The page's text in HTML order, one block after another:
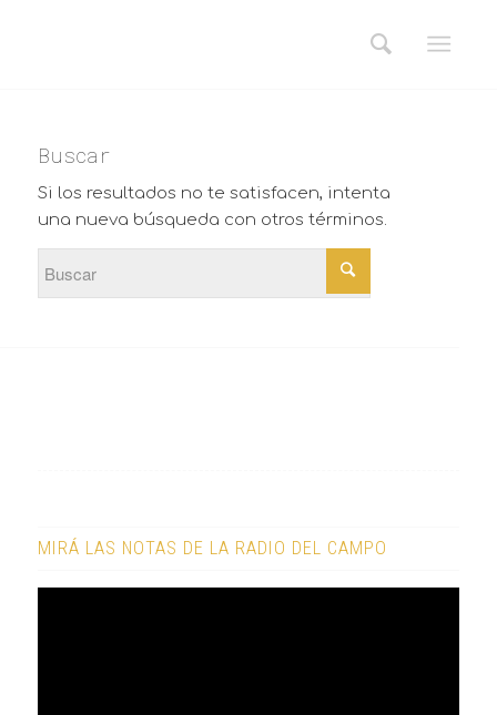
Buscar
Si los resultados no te satisfacen, intenta
una nueva búsqueda con otros términos.
MIRÁ LAS NOTAS DE LA RADIO DEL CAMPO